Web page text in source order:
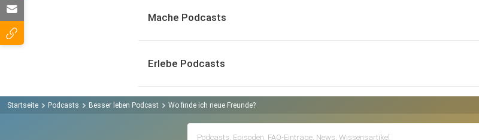
Mache Podcasts
Erlebe Podcasts
Startseite Podcasts Besser leben Podcast Wo finde ich neue Freunde?